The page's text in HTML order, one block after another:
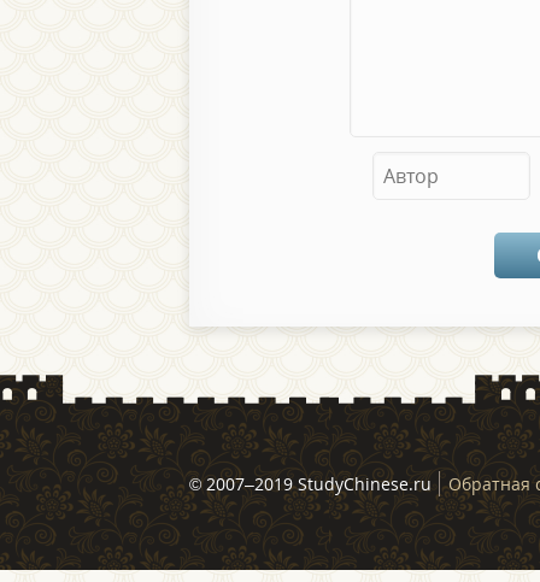
© 2007–2019 StudyChinese.ru Обратная